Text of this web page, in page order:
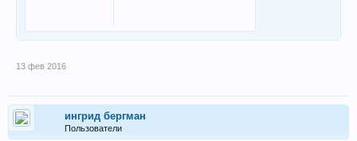
13 фев 2016
ингрид бергман
Пользователи